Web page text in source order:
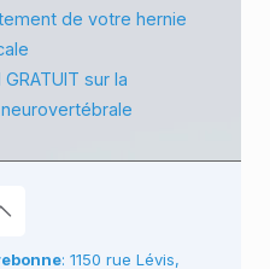
de votre hernie
sur la
: 1150 rue Lévis,